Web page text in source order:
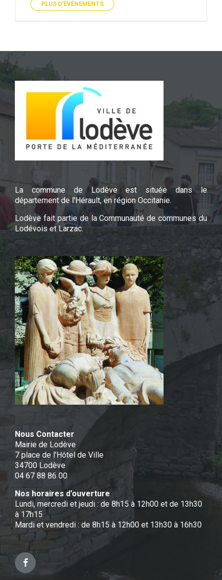
PLUS D'ÉVÉNEMENTS
La commune de Lodève est située dans le
département de l'Hérault, en région Occitanie.
Lodève fait partie de la Communauté de communes du
Lodévois et Larzac.
Nous Contacter
Mairie de Lodève
7 place de l'Hôtel de Ville
34700 Lodève
04 67 88 86 00
Nos horaires d’ouverture
Lundi, mercredi et jeudi : de 8h15 à 12h00 et de 13h30
à 17h15
Mardi et vendredi : de 8h15 à 12h00 et 13h30 à 16h30
Facebook